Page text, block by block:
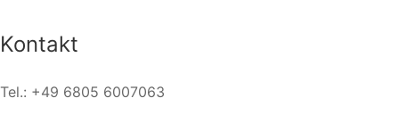
Kontakt
Tel.: +49 6805 6007063